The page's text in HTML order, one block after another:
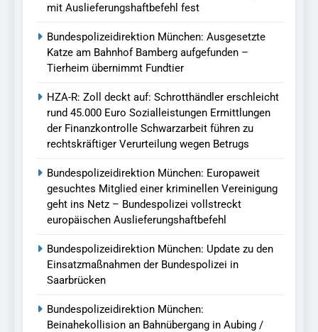
mit Auslieferungshaftbefehl fest
Bundespolizeidirektion München: Ausgesetzte
Katze am Bahnhof Bamberg aufgefunden –
Tierheim übernimmt Fundtier
HZA-R: Zoll deckt auf: Schrotthändler erschleicht
rund 45.000 Euro Sozialleistungen Ermittlungen
der Finanzkontrolle Schwarzarbeit führen zu
rechtskräftiger Verurteilung wegen Betrugs
Bundespolizeidirektion München: Europaweit
gesuchtes Mitglied einer kriminellen Vereinigung
geht ins Netz – Bundespolizei vollstreckt
europäischen Auslieferungshaftbefehl
Bundespolizeidirektion München: Update zu den
Einsatzmaßnahmen der Bundespolizei in
Saarbrücken
Bundespolizeidirektion München:
Beinahekollision an Bahnübergang in Aubing /